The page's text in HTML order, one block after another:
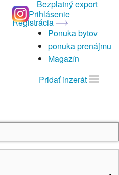
Bezplatný export
Prihlásenie
Registrácia
Ponuka bytov
ponuka prenájmu
Magazín
Pridať inzerát